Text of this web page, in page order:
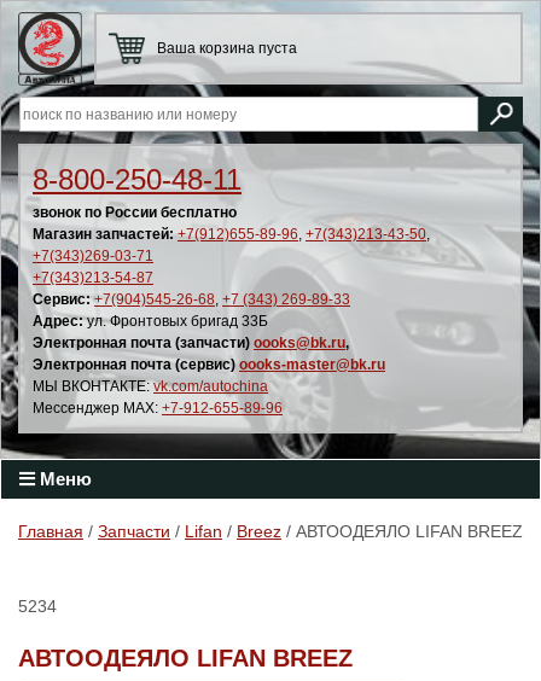
8-800-250-48-11
звонок по России бесплатно
Магазин запчастей: +7(912)655-89-96, +7(343)213-43-50,
+7(343)269-03-71
+7(343)213-54-87
Сервис: +7(904)545-26-68, +7 (343) 269-89-33
Адрес:ул. Фронтовых бригад 33Б
Электронная почта (запчасти) oooks@bk.ru,
Электронная почта (сервис) oooks-master@bk.ru
МЫ ВКОНТАКТЕ: vk.com/autochina
Мессенджер MAX: +7-912-655-89-96
Ваша корзина пуста
Меню
Главная / Запчасти / Lifan / Breez / АВТООДЕЯЛО LIFAN BREEZ
5234
АВТООДЕЯЛО LIFAN BREEZ